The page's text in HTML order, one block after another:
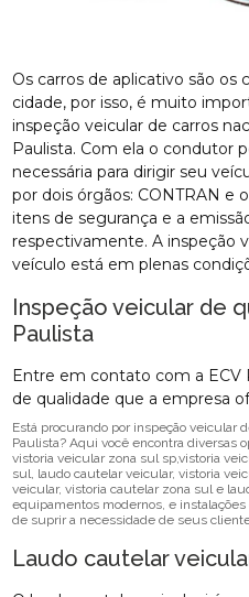
Os carros de aplicativo são os
cidade, por isso, é muito
inspeção veicular de carros
Paulista. Com ela o condutor
necessária para dirigir seu
por dois órgãos: CONTRAN e
itens de segurança e a
respectivamente. A inspeção
veículo está em plenas
Inspeção veicular de
Paulista
Entre em contato com a ECV
de qualidade que a empresa
Está procurando por inspeção veicular
Paulista? Aqui você encontra diversas
vistoria veicular zona sul sp,vistoria
sul, laudo cautelar veicular, vistoria
veicular, vistoria cautelar zona sul e
equipamentos modernos, e
de suprir a necessidade de seus
Laudo cautelar